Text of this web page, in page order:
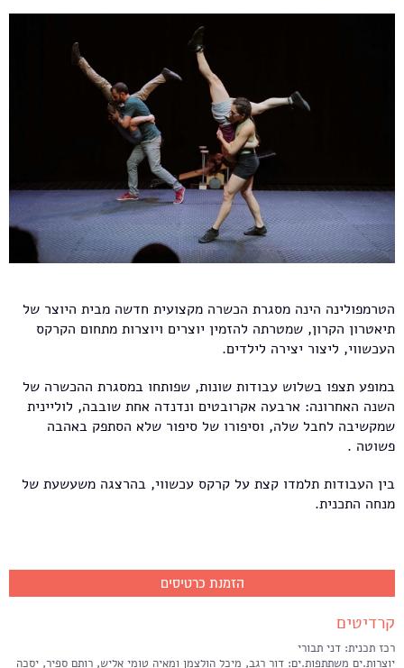
הטרמפולינה הינה מסגרת הכשרה מקצועית חדשה מבית היוצר של
תיאטרון הקרון, שמטרתה להזמין יוצרים ויוצרות מתחום הקרקס
העכשווי, ליצור יצירה לילדים.
במופע תצפו בשלוש עבודות שונות, שפותחו במסגרת ההכשרה של
השנה האחרונה: ארבעה אקרובטים ונדנדה אחת שובבה, לוליינית
שמקשיבה לחבל שלה, וסיפורו של סיפור שלא הסתפק באהבה
פשוטה .
בין העבודות תלמדו קצת על קרקס עכשווי, בהרצגה משעשעת של
מנחה התכנית.
הזמנת כרטיסים
קרדיטים
רכז תכנית: דני תבורי
יוצרות.ים משתתפות.ים: דור רגב, מיכל הולצמן ומאיה טומי אליש, רותם ספיר, יסכה